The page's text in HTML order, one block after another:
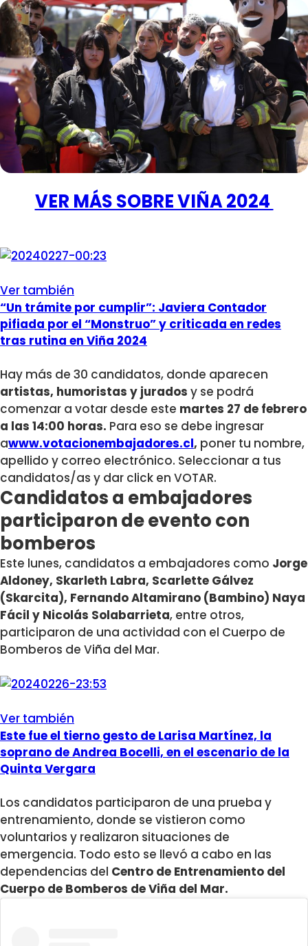
VER MÁS SOBRE VIÑA 2024
Ver también
“Un trámite por cumplir”: Javiera Contador
pifiada por el “Monstruo” y criticada en redes
tras rutina en Viña 2024
Hay más de 30 candidatos, donde aparecen
artistas, humoristas y jurados y se podrá
comenzar a votar desde este martes 27 de febrero
a las 14:00 horas. Para eso se debe ingresar
awww.votacionembajadores.cl, poner tu nombre,
apellido y correo electrónico. Seleccionar a tus
candidatos/as y dar click en VOTAR.
Candidatos a embajadores
participaron de evento con
bomberos
Este lunes, candidatos a embajadores como Jorge
Aldoney, Skarleth Labra, Scarlette Gálvez
(Skarcita), Fernando Altamirano (Bambino) Naya
Fácil y Nicolás Solabarrieta, entre otros,
participaron de una actividad con el Cuerpo de
Bomberos de Viña del Mar.
Ver también
Este fue el tierno gesto de Larisa Martínez, la
soprano de Andrea Bocelli, en el escenario de la
Quinta Vergara
Los candidatos participaron de una prueba y
entrenamiento, donde se vistieron como
voluntarios y realizaron situaciones de
emergencia. Todo esto se llevó a cabo en las
dependencias del Centro de Entrenamiento del
Cuerpo de Bomberos de Viña del Mar.